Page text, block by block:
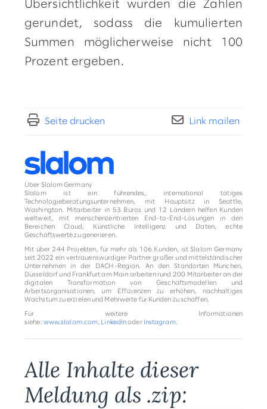
Übersichtlichkeit wurden die Zahlen
gerundet, sodass die kumulierten
Summen möglicherweise nicht 100
Prozent ergeben.
Seite drucken Link mailen
Über Slalom Germany
Slalom ist ein führendes, international tätiges
Technologieberatungsunternehmen, mit Hauptsitz in Seattle,
Washington. Mitarbeiter in 53 Büros und 12 Ländern helfen Kunden
weltweit, mit menschenzentrierten End-to-End-Lösungen in den
Bereichen Cloud, Künstliche Intelligenz und Daten, echte
Geschäftswerte zu generieren.
Mit über 244 Projekten, für mehr als 106 Kunden, ist Slalom Germany
seit 2022 ein vertrauenswürdiger Partner großer und mittelständischer
Unternehmen in der DACH-Region. An den Standorten München,
Düsseldorf und Frankfurt am Main arbeiten rund 200 Mitarbeiter an der
digitalen Transformation von Geschäftsmodellen und
Arbeitsorganisationen, um Effizienzen zu erhöhen, nachhaltiges
Wachstum zu erzielen und Mehrwerte für Kunden zu schaffen.
Für weitere Informationen
siehe: www.slalom.com , LinkedIn oder Instagram.
Alle Inhalte dieser
Meldung als .zip: